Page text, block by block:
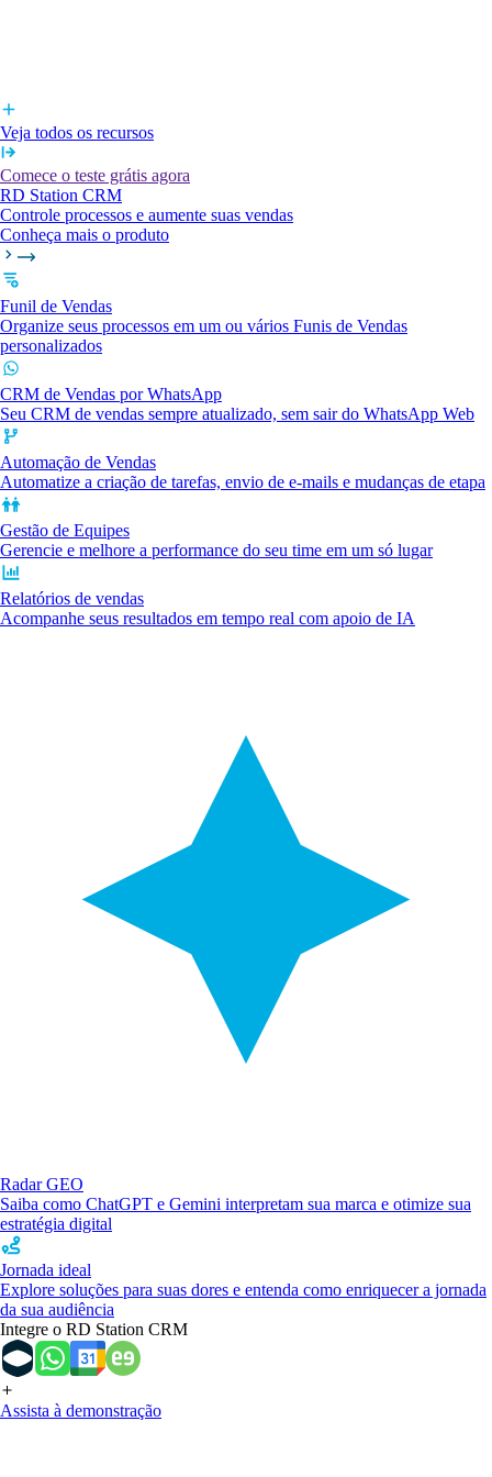
Veja todos os recursos
Comece o teste grátis agora
RD Station CRM
Controle processos e aumente suas vendas
Conheça mais o produto
Funil de Vendas
Organize seus processos em um ou vários Funis de Vendas
personalizados
CRM de Vendas por WhatsApp
Seu CRM de vendas sempre atualizado, sem sair do WhatsApp Web
Automação de Vendas
Automatize a criação de tarefas, envio de e-mails e mudanças de etapa
Gestão de Equipes
Gerencie e melhore a performance do seu time em um só lugar
Relatórios de vendas
Acompanhe seus resultados em tempo real com apoio de IA
Radar GEO
Saiba como ChatGPT e Gemini interpretam sua marca e otimize sua
estratégia digital
Jornada ideal
Explore soluções para suas dores e entenda como enriquecer a jornada
da sua audiência
Integre o RD Station CRM
Assista à demonstração